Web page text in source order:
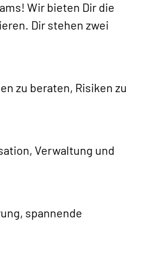
Wir bieten Dir die
Dir stehen zwei
zu beraten, Risiken zu
Verwaltung und
spannende